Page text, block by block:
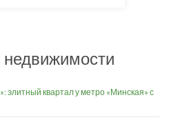
недвижимости
элитный квартал у метро «Минская» с